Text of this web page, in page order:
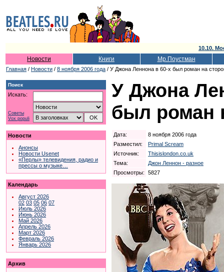
10.10.
Новости Книги Мр.Поустман
Главная / Новости / 8 ноября 2006 года / У Джона Леннона в 60-х был роман на
Поиск
Искать:
Советы
Vox populi
Новости
Анонсы
Новости Usenet
«Перлы» телевидения, радио и
прессы о музыке…
Календарь
Август 2026
02 03 05 06 07
Июль 2026
Июнь 2026
Май 2026
Апрель 2026
Март 2026
Февраль 2026
Январь 2026
Архив
У Джона
был роман
Дата:
8 ноября 2006 года
Разместил:
Primal Scream
Источник:
Thisislondon.co.uk
Тема:
Джон Леннон - разное
Просмотры:
5827